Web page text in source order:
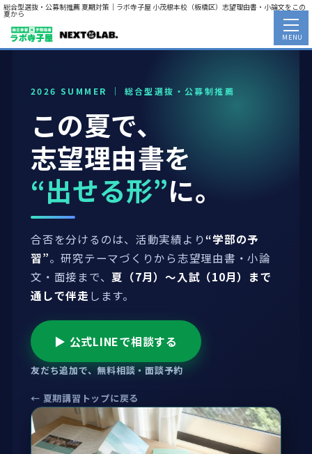
総合型選抜・公募制推薦 夏期対策｜ラボ寺子屋 小茂根本校（板橋区）志望理由書・小論文をこの
夏から
MENU
2026 SUMMER ｜ 総合型選抜・公募制推薦
この夏で、
志望理由書を
“出せる形”に。
合否を分けるのは、活動実績より“学部の予
習”。研究テーマづくりから志望理由書・小論
文・面接まで、夏（7月）〜入試（10月）まで
通しで伴走 します。
▶ 公式LINEで相談する
友だち追加で、無料相談・面談予約
← 夏期講習トップに戻る